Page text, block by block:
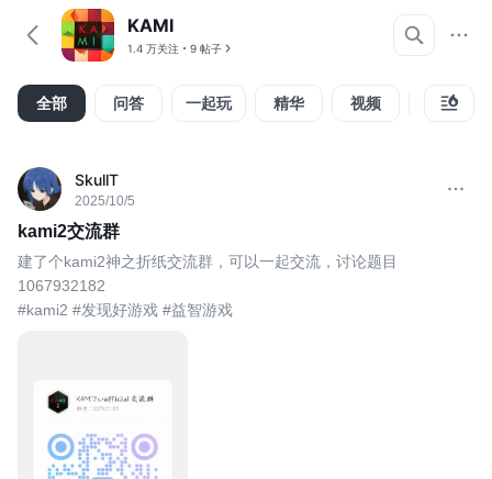
KAMI
1.4 万关注 9 帖子
全部 问答 一起玩 精华 视频 攻略
SkullT
2025/10/5
kami2交流群
建了个kami2神之折纸交流群，可以一起交流，讨论题目
1067932182
#kami2 #发现好游戏 #益智游戏